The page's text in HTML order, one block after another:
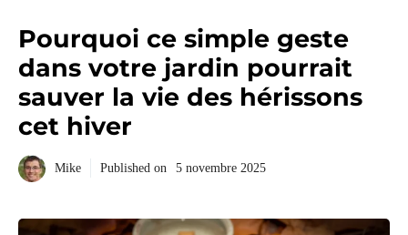
Pourquoi ce simple geste
dans votre jardin pourrait
sauver la vie des hérissons
cet hiver
Mike Published on 5 novembre 2025